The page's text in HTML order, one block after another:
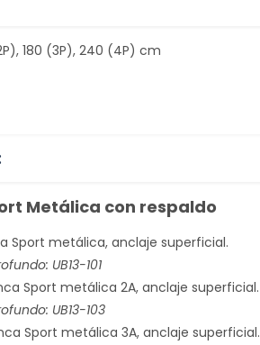
180 (3P), 240 (4P) cm
Metálica con respaldo
Sport metálica, anclaje superficial.
UB13-101
Sport metálica 2A, anclaje superficial.
UB13-103
Sport metálica 3A, anclaje superficial.